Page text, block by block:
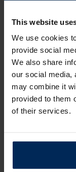
This website
We use cookies
provide social
We also share
our social media,
may combine it
provided to them
of their services.
checkbox
Persoonlijke
Schrijf je in
Verzend